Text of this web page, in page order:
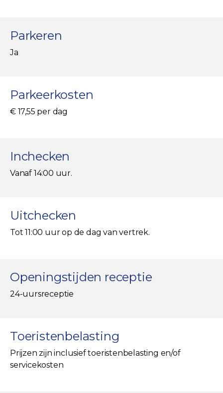
Parkeren
Ja
Parkeerkosten
€ 17,55 per dag
Inchecken
Vanaf 14:00 uur.
Uitchecken
Tot 11:00 uur op de dag van vertrek.
Openingstijden receptie
24-uursreceptie
Toeristenbelasting
Prijzen zijn inclusief toeristenbelasting en/of
servicekosten